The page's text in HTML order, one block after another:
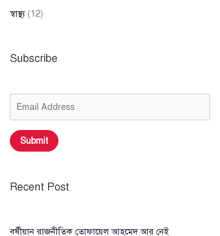
স্বাস্থ্য(12)
Subscribe
Submit
Recent Post
বর্ষীয়ান রাজনীতিক তোফায়েল আহমেদ আর নেই